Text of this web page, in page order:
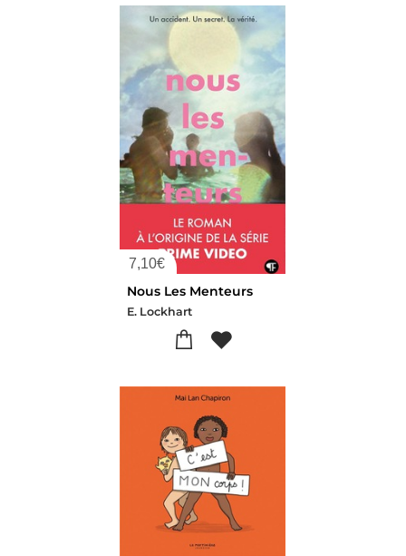
7,10€
Nous Les Menteurs
E. Lockhart